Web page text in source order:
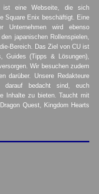
ist eine Webseite, die sich
Square Enix beschäftigt. Eine
Unternehmen wird ebenso
japanischen Rollenspielen,
Bereich. Das Ziel von CU ist
(Tipps & Lösungen),
Wir besuchen zudem
darüber. Unsere Redakteure
bedacht sind, euch
Inhalte zu bieten. Taucht mit
Quest, Kingdom Hearts